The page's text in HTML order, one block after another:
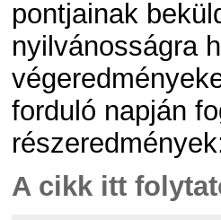
pontjainak
nyilvánosságra
forduló napján
A cikk itt